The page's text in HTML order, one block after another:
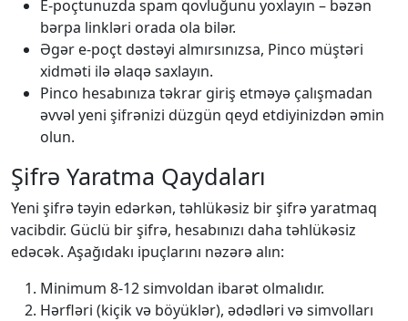
E-poçtunuzda spam qovluğunu yoxlayın – bəzən
bərpa linkləri orada ola bilər.
Əgər e-poçt dəstəyi almırsınızsa, Pinco müştəri
xidməti ilə əlaqə saxlayın.
Pinco hesabınıza təkrar giriş etməyə çalışmadan
əvvəl yeni şifrənizi düzgün qeyd etdiyinizdən əmin
olun.
Şifrə Yaratma Qaydaları
Yeni şifrə təyin edərkən, təhlükəsiz bir şifrə yaratmaq
vacibdir. Güclü bir şifrə, hesabınızı daha təhlükəsiz
edəcək. Aşağıdakı ipuçlarını nəzərə alın:
Minimum 8-12 simvoldan ibarət olmalıdır.
Hərfləri (kiçik və böyüklər), ədədləri və simvolları